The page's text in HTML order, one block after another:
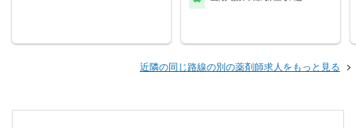
近隣の同じ路線の別の薬剤師求人をもっと見る